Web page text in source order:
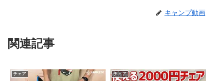
キャンプ動画
関連記事
チェア チェア